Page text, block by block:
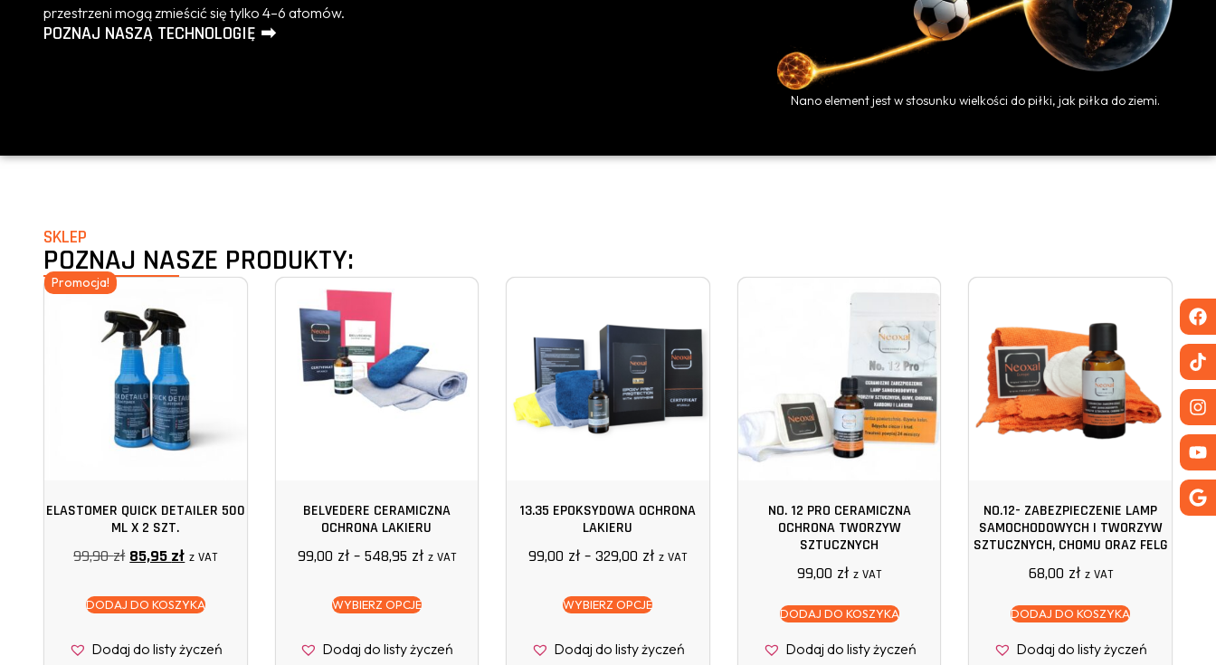
przestrzeni mogą zmieścić się tylko 4–6 atomów.
POZNAJ NASZĄ TECHNOLOGIĘ ➡︎
Nano element jest w stosunku wielkości do piłki, jak piłka do ziemi.
SKLEP
POZNAJ NASZE PRODUKTY:
Promocja!
ELASTOMER QUICK DETAILER 500
ML X 2 SZT.
99,90zł 85,95 zł z VAT
DODAJ DO KOSZYKA
Dodaj do listy życzeń
BELVEDERE CERAMICZNA
OCHRONA LAKIERU
99,00 zł – 548,95 zł z VAT
WYBIERZ OPCJE
Dodaj do listy życzeń
13.35 EPOKSYDOWA OCHRONA
LAKIERU
99,00 zł – 329,00 zł z VAT
WYBIERZ OPCJE
Dodaj do listy życzeń
NO. 12 PRO CERAMICZNA
OCHRONA TWORZYW
SZTUCZNYCH
99,00 zł z VAT
DODAJ DO KOSZYKA
Dodaj do listy życzeń
NO.12- ZABEZPIECZENIE LAMP
SAMOCHODOWYCH I TWORZYW
SZTUCZNYCH, CHOMU ORAZ FELG
68,00 zł z VAT
DODAJ DO KOSZYKA
Dodaj do listy życzeń